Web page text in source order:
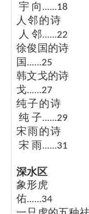
宇 向......18
人邻的诗
人 邻......22
徐俊国的诗
国......25
韩文戈的诗
戈......27
纯子的诗
纯 子......29
宋雨的诗
宋 雨......31
深水区
象形虎
佑......34